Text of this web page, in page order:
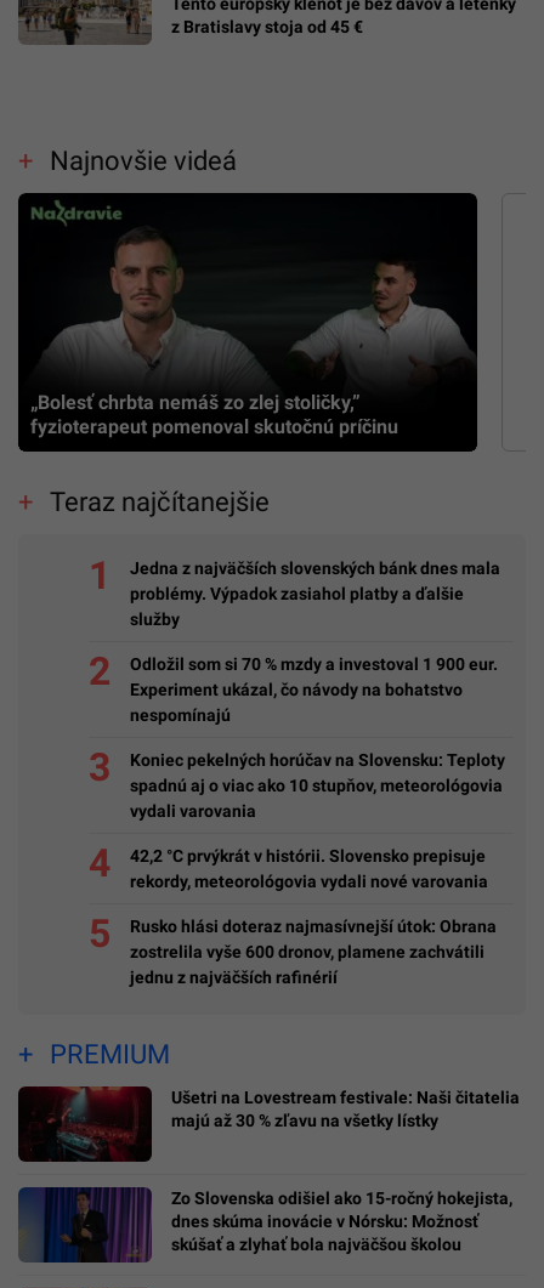
z Bratislavy stoja od 45 €
Najnovšie videá
„Bolesť chrbta nemáš zo zlej stoličky,”
fyzioterapeut pomenoval skutočnú príčinu
Teraz najčítanejšie
Jedna z najväčších slovenských bánk dnes mala
problémy. Výpadok zasiahol platby a ďalšie
služby
Odložil som si 70 % mzdy a investoval 1 900 eur.
Experiment ukázal, čo návody na bohatstvo
nespomínajú
Koniec pekelných horúčav na Slovensku: Teploty
spadnú aj o viac ako 10 stupňov, meteorológovia
vydali varovania
42,2 °C prvýkrát v histórii. Slovensko prepisuje
rekordy, meteorológovia vydali nové varovania
Rusko hlási doteraz najmasívnejší útok: Obrana
zostrelila vyše 600 dronov, plamene zachvátili
jednu z najväčších rafinérií
PREMIUM
Ušetri na Lovestream festivale: Naši čitatelia
majú až 30 % zľavu na všetky lístky
Zo Slovenska odišiel ako 15-ročný hokejista,
dnes skúma inovácie v Nórsku: Možnosť
skúšať a zlyhať bola najväčšou školou